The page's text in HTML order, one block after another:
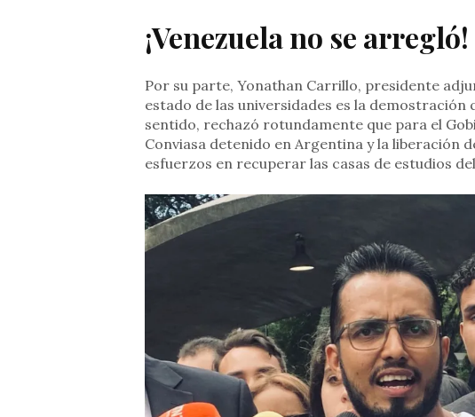
¡Venezuela no se arregló!
Por su parte, Yonathan Carrillo, presidente
estado de las universidades es la demostración
sentido, rechazó rotundamente que para el
Conviasa detenido en Argentina y la liberación
esfuerzos en recuperar las casas de estudios